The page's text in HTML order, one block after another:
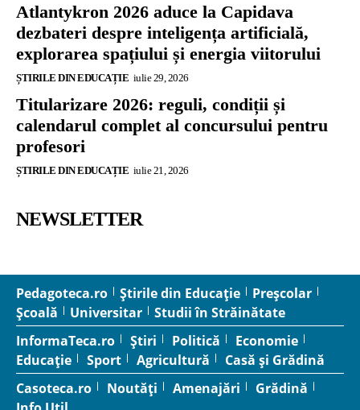
Atlantykron 2026 aduce la Capidava
dezbateri despre inteligența artificială,
explorarea spațiului și energia viitorului
ȘTIRILE DIN EDUCAȚIE iulie 29, 2026
Titularizare 2026: reguli, condiții și
calendarul complet al concursului pentru
profesori
ȘTIRILE DIN EDUCAȚIE iulie 21, 2026
NEWSLETTER
Pedagoteca.ro Știrile din Educație
Preșcolar
Școală
Universitar
Studii în Străinătate
InformaTeca.ro
Știri Politică
Economie
Educație
Sport Agricultură
Casă și Grădină
Casoteca.ro
Noutăți Amenajări
Grădină